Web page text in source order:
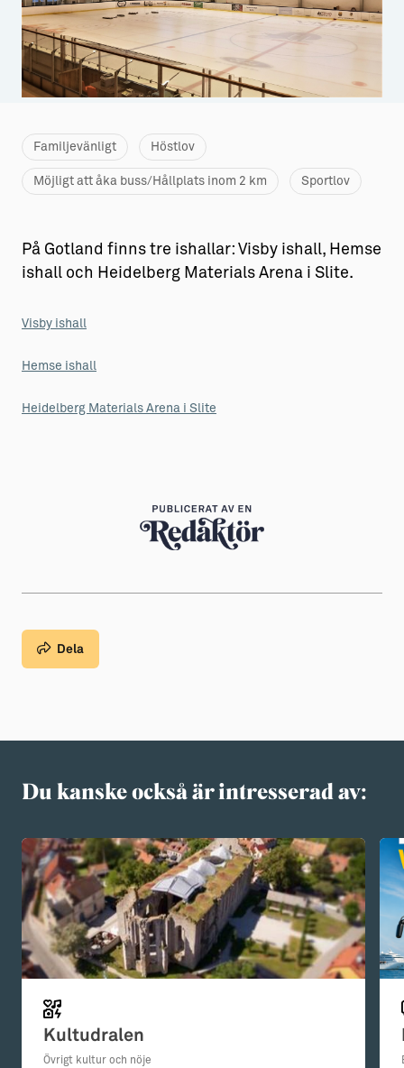
Aktiviteter
Sustainable Plejs
Hansestaden världsarv
Gotlands kulturarv
Medeltidsveckan
Visby Centrum
→ Gutamål och gotländska
Allt om bostad
→ Köpa bostad
→ Bygga hus
→ Fritidsliv
→ Föreningsliv
→ Idrottsliv
Familjevänligt Höstlov
Möjligt att åka buss/Hållplats inom 2 km Sportlov
På Gotland finns tre ishallar: Visby ishall, Hemse
ishall och Heidelberg Materials Arena i Slite.
Visby ishall
Hemse ishall
Heidelberg Materials Arena i Slite
Dela
Du kanske också är intresserad av:
Kultudralen
Övrigt kultur och nöje